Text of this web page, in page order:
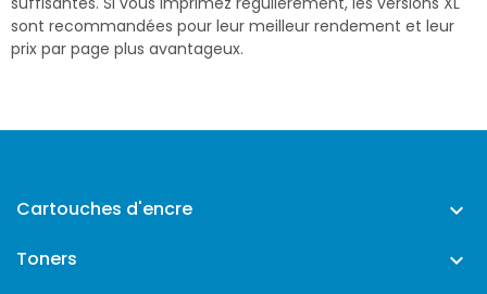
sont recommandées pour leur meilleur rendement et leur
prix par page plus avantageux.
Cartouches d'encre 
Toners 